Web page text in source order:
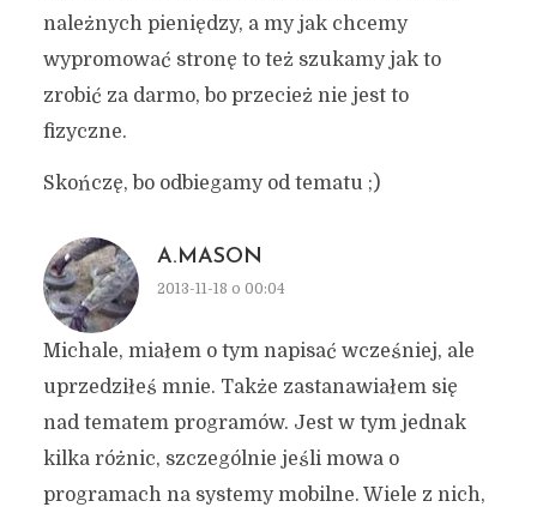
należnych pieniędzy, a my jak chcemy
wypromować stronę to też szukamy jak to
zrobić za darmo, bo przecież nie jest to
fizyczne.
Skończę, bo odbiegamy od tematu ;)
A.MASON
2013-11-18 o 00:04
Michale, miałem o tym napisać wcześniej, ale
uprzedziłeś mnie. Także zastanawiałem się
nad tematem programów. Jest w tym jednak
kilka różnic, szczególnie jeśli mowa o
programach na systemy mobilne. Wiele z nich,